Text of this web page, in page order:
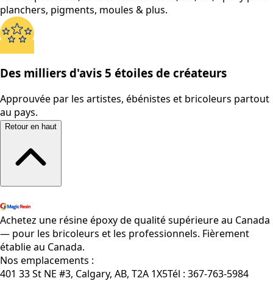
planchers, pigments, moules & plus.
Des milliers d'avis 5 étoiles de créateurs
Approuvée par les artistes, ébénistes et bricoleurs partout
au pays.
Retour en haut
Achetez une résine époxy de qualité supérieure au Canada
— pour les bricoleurs et les professionnels. Fièrement
établie au Canada.
Nos emplacements :
401 33 St NE #3, Calgary, AB, T2A 1X5Tél : 367-763-5984